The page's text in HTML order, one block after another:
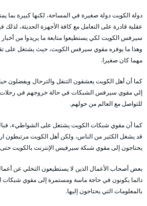
دولة الكويت دولة صغيرة في المساحة، لكنها كبيرة بما
عقلية قادرة على التعامل مع كافة الأجهزة الحديثة،
سيرفس الكويت لكي يستطيعوا متابعة ما يريدوا من أخبار
وهذا ما يوفره مقوي سيرفس الكويت، حيث يشتغل على
مهما كان صغيرا.
كما أن أهل الكويت يعشقون التنقل والترحال ويفضلون
إلي مقوي سيرفس الشبكات في حالة خروجهم في رحلات
للتواصل مع العالم من حولهم.
كما أن مقوي شبكات الكويت يشتغل على الشواطيء،
قد يشغل الكثير من الناس، ولكن أهل الكويت مرتبطون
يحتاجون إلى مقوي شبكة سيرفيس الإنترنت بالكويت حتى
بعض أصحاب الأعمال الذين لا يستطيعون التخلي عن
دائما يكونون في حاجة ماسة ومستمرة إلى مقوي شبكات
بالمعلومات التي يحتاجون إليها.